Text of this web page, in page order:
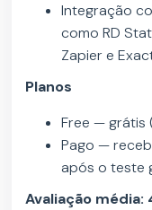
Integração
como RD
Zapier e
Planos
Free — grátis
Pago —
após o teste
Avaliação média: